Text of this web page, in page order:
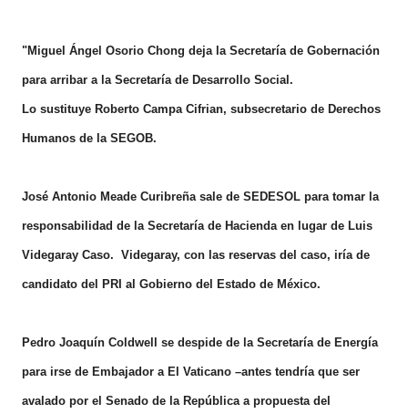
"Miguel Ángel Osorio Chong deja la Secretaría de Gobernación
para arribar a la Secretaría de Desarrollo Social.
Lo sustituye Roberto Campa Cifrian, subsecretario de Derechos
Humanos de la SEGOB.
José Antonio Meade Curibreña sale de SEDESOL para tomar la
responsabilidad de la Secretaría de Hacienda en lugar de Luis
Videgaray Caso. Videgaray, con las reservas del caso, iría de
candidato del PRI al Gobierno del Estado de México.
Pedro Joaquín Coldwell se despide de la Secretaría de Energía
para irse de Embajador a El Vaticano –antes tendría que ser
avalado por el Senado de la República a propuesta del